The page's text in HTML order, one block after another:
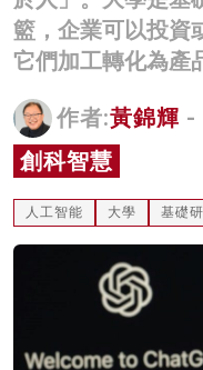
科技
影片
名家榜
灼見活動
籃，企業可以投資
它們加工轉化為產
作者:黃錦輝 -
創科智慧
人工智能 大學 基礎